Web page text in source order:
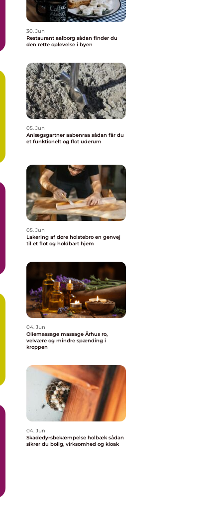
30. Jun
Restaurant aalborg sådan finder du
den rette oplevelse i byen
05. Jun
Anlægsgartner aabenraa sådan får du
et funktionelt og flot uderum
05. Jun
Lakering af døre holstebro en genvej
til et flot og holdbart hjem
04. Jun
Oliemassage massage Århus ro,
velvære og mindre spænding i
kroppen
04. Jun
Skadedyrsbekæmpelse holbæk sådan
sikrer du bolig, virksomhed og kloak